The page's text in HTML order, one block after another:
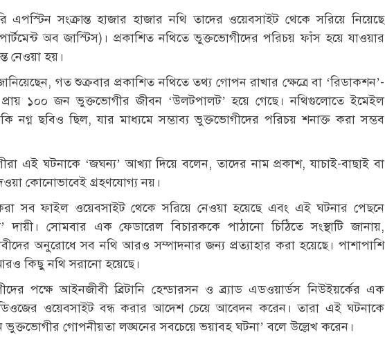
সংক্রান্ত হাজার হাজার নথি তাদের ওয়েবসাইট থেকে সরিয়ে নিয়েছে
অব জাস্টিস)। প্রকাশিত নথিতে ভুক্তভোগীদের পরিচয় ফাঁস হয়ে যাওয়ার
নেওয়া হয়।
গত শুক্রবার প্রকাশিত নথিতে তথ্য গোপন রাখার ক্ষেত্রে বা ‘রিডাকশন’-
১০০ জন ভুক্তভোগীর জীবন ‘উলটপালট’ হয়ে গেছে। নথিগুলোতে ইমেইল
নগ্ন ছবিও ছিল, যার মাধ্যমে সম্ভাব্য ভুক্তভোগীদের পরিচয় শনাক্ত করা সম্ভব
এই ঘটনাকে ‘জঘন্য’ আখ্যা দিয়ে বলেন, তাদের নাম প্রকাশ, যাচাই-বাছাই বা
কোনোভাবেই গ্রহণযোগ্য নয়।
সব ফাইল ওয়েবসাইট থেকে সরিয়ে নেওয়া হয়েছে এবং এই ঘটনার পেছনে
দায়ী। সোমবার এক ফেডারেল বিচারককে পাঠানো চিঠিতে সংস্থাটি জানায়,
অনুরোধে সব নথি আরও সম্পাদনার জন্য প্রত্যাহার করা হয়েছে। পাশাপাশি
কিছু নথি সরানো হয়েছে।
পক্ষে আইনজীবী ব্রিটানি হেন্ডারসন ও ব্র্যাড এডওয়ার্ডস নিউইয়র্কের এক
ওয়েবসাইট বন্ধ করার আদেশ চেয়ে আবেদন করেন। তারা এই ঘটনাকে
ভুক্তভোগীর গোপনীয়তা লঙ্ঘনের সবচেয়ে ভয়াবহ ঘটনা’ বলে উল্লেখ করেন।